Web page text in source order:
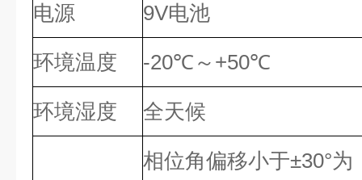
电源 9V电池
环境温度 -20℃～+50℃
环境湿度 全天候
相位角偏移小于±30°为